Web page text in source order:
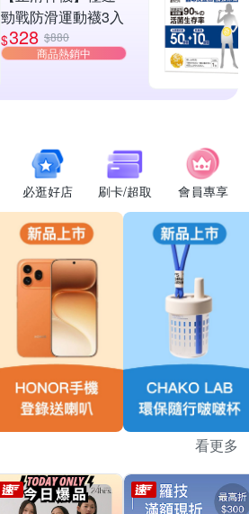
勁戰防滑運動襪3入
$328 $880
商品熱銷中
必逛好店 刷卡/超取 會員專享
看更多